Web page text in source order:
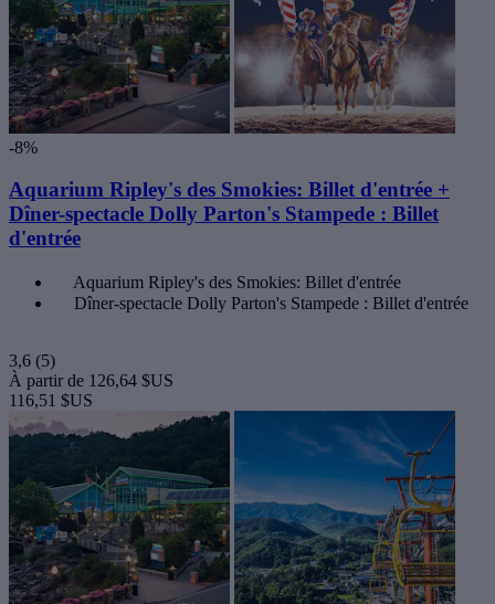
-8%
Aquarium Ripley's des Smokies: Billet d'entrée +
Dîner-spectacle Dolly Parton's Stampede : Billet
d'entrée
Aquarium Ripley's des Smokies: Billet d'entrée
Dîner-spectacle Dolly Parton's Stampede : Billet d'entrée
3,6 (5)
À partir de 126,64 $US
116,51 $US